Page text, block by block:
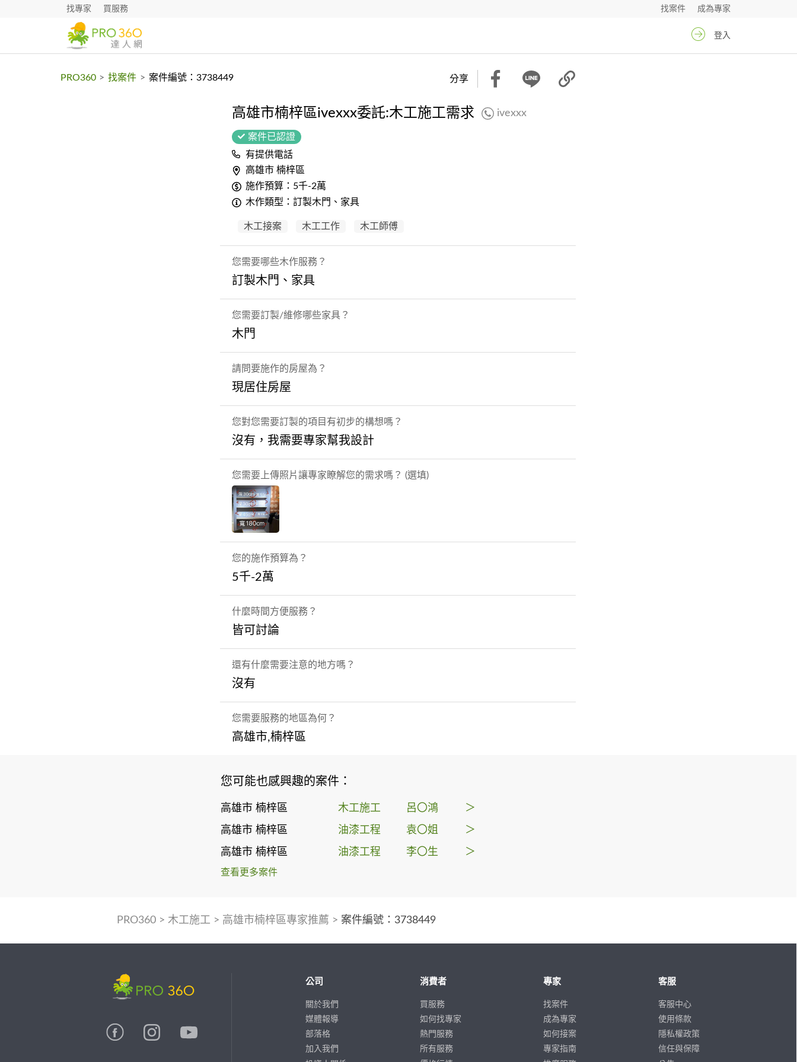
找專家 買服務 成為專家
找案件
登入
PRO360 > 找案件 > 案件編號：3738449 分享
高雄市楠梓區ivexxx委託:木工施工需求 ivexxx
案件已認證
有提供電話
高雄市 楠梓區
施作預算：5千-2萬
木作類型：訂製木門、家具
木工接案 木工工作 木工師傅
您需要哪些木作服務？
訂製木門、家具
您需要訂製/維修哪些家具？
木門
請問要施作的房屋為？
現居住房屋
您對您需要訂製的項目有初步的構想嗎？
沒有，我需要專家幫我設計
您需要上傳照片讓專家瞭解您的需求嗎？ (選填)
您的施作預算為？
5千-2萬
什麼時間方便服務？
皆可討論
還有什麼需要注意的地方嗎？
沒有
您需要服務的地區為何？
高雄市,楠梓區
您可能也感興趣的案件：
高雄市 楠梓區 木工施工 呂〇鴻 ＞
高雄市 楠梓區 油漆工程 袁〇姐 ＞
高雄市 楠梓區 油漆工程 李〇生 ＞
查看更多案件
PRO360> 木工施工 > 高雄市楠梓區專家推薦 > 案件編號：3738449
公司
關於我們
媒體報導
部落格
加入我們
消費者
買服務
如何找專家
熱門服務
所有服務
專家
找案件
成為專家
如何接案
專家指南
客服
客服中心
使用條款
隱私權政策
信任與保障